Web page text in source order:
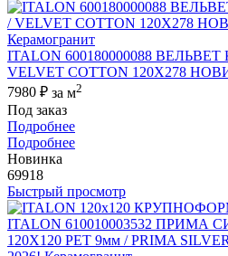
ITALON 600180000088
VELVET COTTON 120X278
7980 ₽ за м2
Под заказ
Подробнее
Подробнее
Новинка
69918
Быстрый просмотр